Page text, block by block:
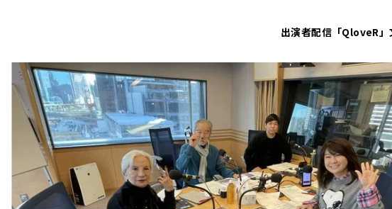
出演者配信「QloveR」